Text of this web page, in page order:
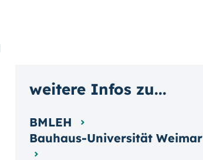
weitere Infos zu...
BMLEH
Bauhaus-Universität Weimar